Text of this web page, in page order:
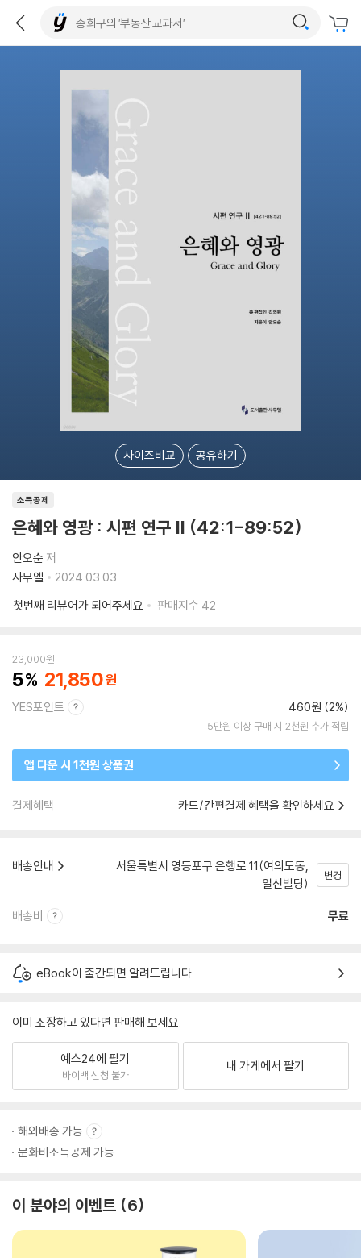
사이즈비교 공유하기
소득공제
은혜와 영광 : 시편 연구 II (42:1-89:52)
안오순 저
사무엘
2024.03.03.
첫번째 리뷰어가 되어주세요
판매지수 42
23,000원
5 21,850
YES포인트 460원 (2%)
5만원 이상 구매 시 2천원 추가 적립
앱 다운 시 1천원 상품권
결제혜택 카드/간편결제 혜택을 확인하세요
배송안내
서울특별시 영등포구 은행로 11(여의도동,
일신빌딩)
변경
배송비 무료
eBook이 출간되면 알려드립니다.
이미 소장하고 있다면 판매해 보세요.
예스24에 팔기
바이백 신청 불가
내 가게에서 팔기
해외배송 가능
문화비소득공제 가능
이 분야의 이벤트 6